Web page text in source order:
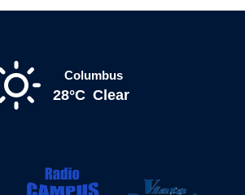
Columbus
28°C Clear